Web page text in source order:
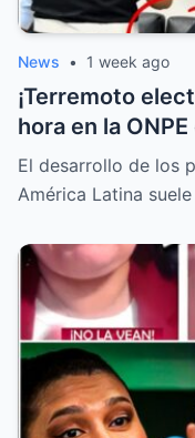
News • 1 week ago
¡Terremoto
hora en la
todas las
El desarrollo de los
América Latina